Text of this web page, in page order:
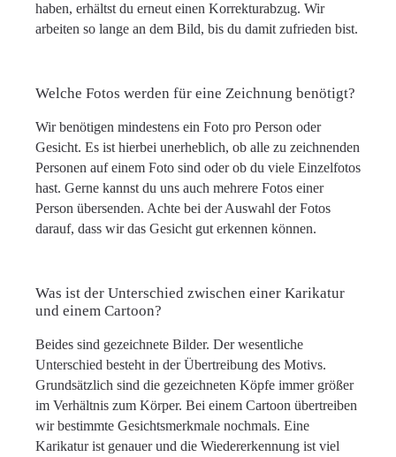
haben, erhältst du erneut einen Korrekturabzug. Wir
arbeiten so lange an dem Bild, bis du damit zufrieden bist.
Welche Fotos werden für eine Zeichnung benötigt?
Wir benötigen mindestens ein Foto pro Person oder
Gesicht. Es ist hierbei unerheblich, ob alle zu zeichnenden
Personen auf einem Foto sind oder ob du viele Einzelfotos
hast. Gerne kannst du uns auch mehrere Fotos einer
Person übersenden. Achte bei der Auswahl der Fotos
darauf, dass wir das Gesicht gut erkennen können.
Was ist der Unterschied zwischen einer Karikatur
und einem Cartoon?
Beides sind gezeichnete Bilder. Der wesentliche
Unterschied besteht in der Übertreibung des Motivs.
Grundsätzlich sind die gezeichneten Köpfe immer größer
im Verhältnis zum Körper. Bei einem Cartoon übertreiben
wir bestimmte Gesichtsmerkmale nochmals. Eine
Karikatur ist genauer und die Wiedererkennung ist viel